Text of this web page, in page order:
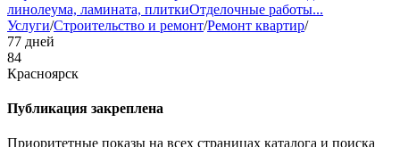
линолеума, ламината, плиткиОтделочные работы...
Услуги/Строительство и ремонт/Ремонт квартир/
77 дней
84
Красноярск
Публикация закреплена
Приоритетные показы на всех страницах каталога и поиска